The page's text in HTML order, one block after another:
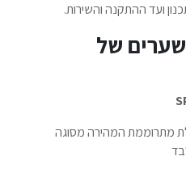
ועד ההתקנה והשירות.
של
מתרוממת המהירה מסוגה